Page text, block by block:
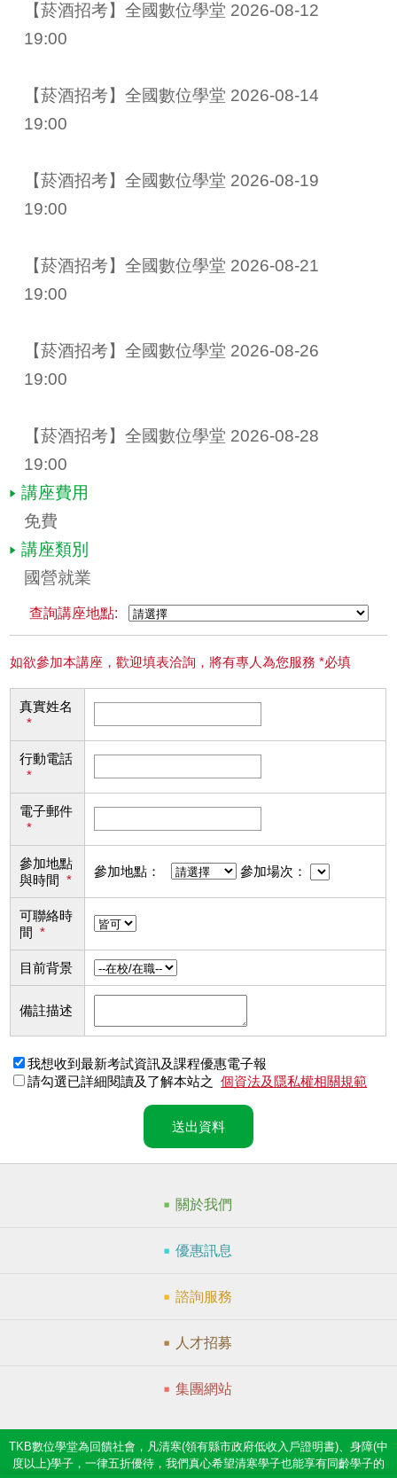
【菸酒招考】全國數位學堂 2026-08-12
19:00
【菸酒招考】全國數位學堂 2026-08-14
19:00
【菸酒招考】全國數位學堂 2026-08-19
19:00
【菸酒招考】全國數位學堂 2026-08-21
19:00
【菸酒招考】全國數位學堂 2026-08-26
19:00
【菸酒招考】全國數位學堂 2026-08-28
19:00
講座費用
免費
講座類別
國營就業
查詢講座地點:
如欲參加本講座，歡迎填表洽詢，將有專人為您服務 *必填
真實姓名
*
行動電話
*
電子郵件
*
參加地點
與時間 *
參加地點： 參加場次：
可聯絡時
間 *
目前背景
備註描述
我想收到最新考試資訊及課程優惠電子報
請勾選已詳細閱讀及了解本站之
個資法及隱私權相關規範
送出資料
關於我們
優惠訊息
諮詢服務
人才招募
集團網站
TKB數位學堂為回饋社會，凡清寒(領有縣市政府低收入戶證明書)、身障(中
度以上)學子，一律五折優待，我們真心希望清寒學子也能享有同齡學子的